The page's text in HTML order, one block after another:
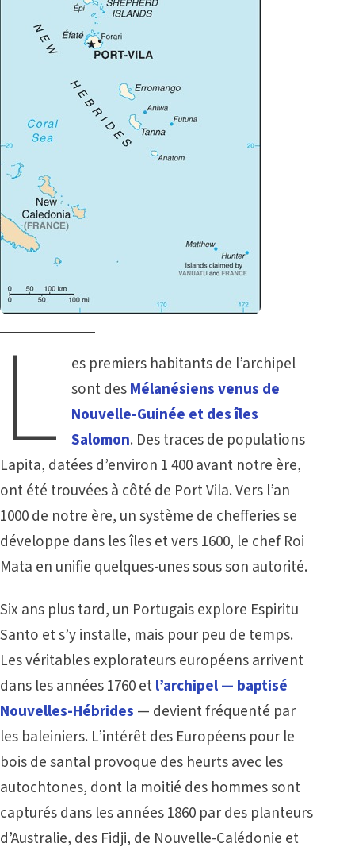
L
es premiers habitants de l’archipel
sont desMélanésiens venus de
Nouvelle-Guinée et des îles
Salomon. Des traces de populations
Lapita, datées d’environ 1 400 avant notre ère,
ont été trouvées à côté de Port Vila. Vers l’an
1000 de notre ère, un système de chefferies se
développe dans les îles et vers 1600, le chef Roi
Mata en unifie quelques-unes sous son autorité.
Six ans plus tard, un Portugais explore Espiritu
Santo et s’y installe, mais pour peu de temps.
Les véritables explorateurs européens arrivent
dans les années 1760 etl’archipel — baptisé
Nouvelles-Hébrides — devient fréquenté par
les baleiniers. L’intérêt des Européens pour le
bois de santal provoque des heurts avec les
autochtones, dont la moitié des hommes sont
capturés dans les années 1860 par des planteurs
d’Australie, des Fidji, de Nouvelle-Calédonie et